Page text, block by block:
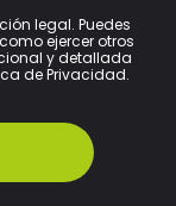
legal. Puedes
ejercer otros
y detallada
de Privacidad.